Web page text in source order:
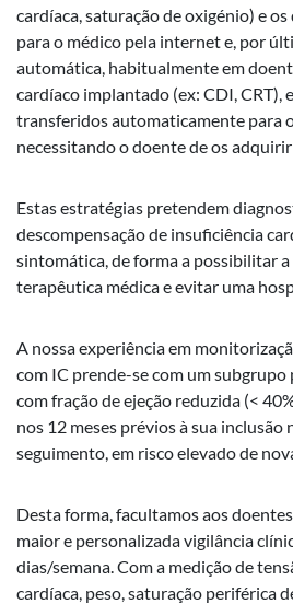
cardíaca, saturação de oxigénio) e
para o médico pela internet e, por
automática, habitualmente em
cardíaco implantado (ex: CDI, CRT),
transferidos automaticamente para
necessitando o doente de os
Estas estratégias pretendem
descompensação de insuficiência
sintomática, de forma a possibilitar
terapêutica médica e evitar uma
A nossa experiência em
com IC prende-se com um
com fração de ejeção reduzida (<
nos 12 meses prévios à sua inclusão
seguimento, em risco elevado de
Desta forma, facultamos aos
maior e personalizada vigilância
dias/semana. Com a medição de
cardíaca, peso, saturação periférica